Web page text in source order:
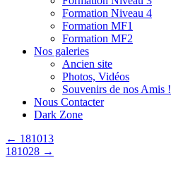
Formation Niveau 4
Formation MF1
Formation MF2
Nos galeries
Ancien site
Photos, Vidéos
Souvenirs de nos Amis !
Nous Contacter
Dark Zone
← 181013
181028 →